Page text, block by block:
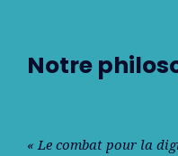
Notre
« Le combat pour la